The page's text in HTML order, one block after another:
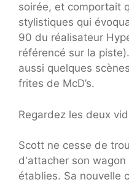
soirée, et comportait
stylistiques qui
90 du réalisateur
référencé sur la
aussi quelques
frites de McD’s.
Regardez les deux
Scott ne cesse de
d'attacher son
établies. Sa nouvelle